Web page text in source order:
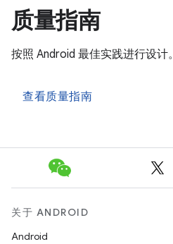
质量指南
按照 Android 最佳实践进行设计。
查看质量指南
关于 ANDROID
Android